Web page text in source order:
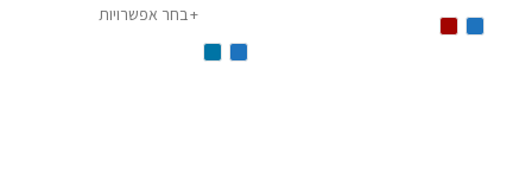
בחר אפשרויות